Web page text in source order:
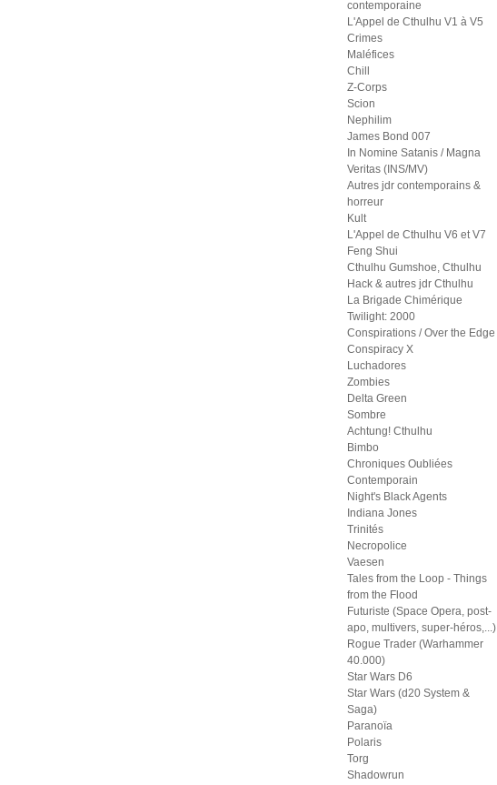
contemporaine
L'Appel de Cthulhu V1 à V5
Crimes
Maléfices
Chill
Z-Corps
Scion
Nephilim
James Bond 007
In Nomine Satanis / Magna
Veritas (INS/MV)
Autres jdr contemporains &
horreur
Kult
L'Appel de Cthulhu V6 et V7
Feng Shui
Cthulhu Gumshoe, Cthulhu
Hack & autres jdr Cthulhu
La Brigade Chimérique
Twilight: 2000
Conspirations / Over the Edge
Conspiracy X
Luchadores
Zombies
Delta Green
Sombre
Achtung! Cthulhu
Bimbo
Chroniques Oubliées
Contemporain
Night's Black Agents
Indiana Jones
Trinités
Necropolice
Vaesen
Tales from the Loop - Things
from the Flood
Futuriste (Space Opera, post-
apo, multivers, super-héros,...)
Rogue Trader (Warhammer
40.000)
Star Wars D6
Star Wars (d20 System &
Saga)
Paranoïa
Polaris
Torg
Shadowrun